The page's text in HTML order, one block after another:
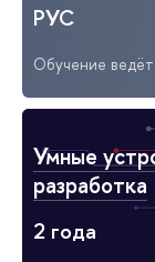
РУС
Обучение
Умные
разработка
2 года